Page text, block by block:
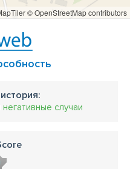
© OpenStreetMap contributors
случаи